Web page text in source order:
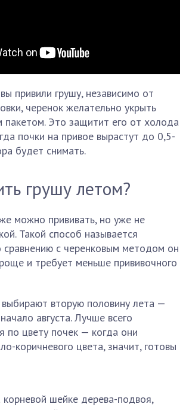
привили грушу, независимо от
черенок желательно укрыть
пакетом. Это защитит его от холода
почки на привое вырастут до 0,5-
будет снимать.
грушу летом?
можно прививать, но уже не
Такой способ называется
сравнению с черенковым методом он
и требует меньше прививочного
вторую половину лета —
августа. Лучше всего
по цвету почек — когда они
коричневого цвета, значит, готовы
корневой шейке дерева-подвоя,